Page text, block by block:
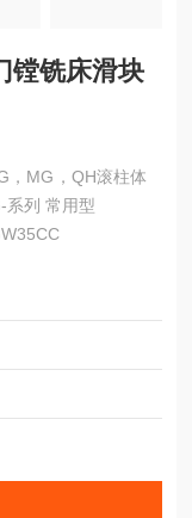
镗铣床滑块
系列 常用型